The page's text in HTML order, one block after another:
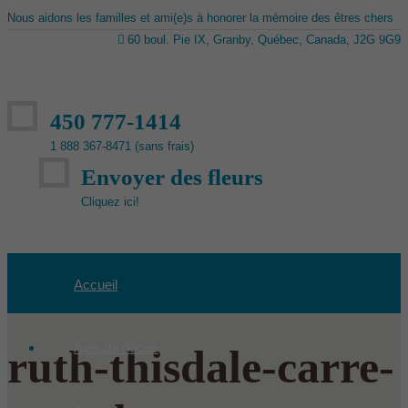
Nous aidons les familles et ami(e)s à honorer la mémoire des êtres chers
60 boul. Pie IX, Granby, Québec, Canada, J2G 9G9
450 777-1414
1 888 367-8471 (sans frais)
Envoyer des fleurs
Cliquez ici!
Accueil
Avis de décès
ruth-thisdale-carre-